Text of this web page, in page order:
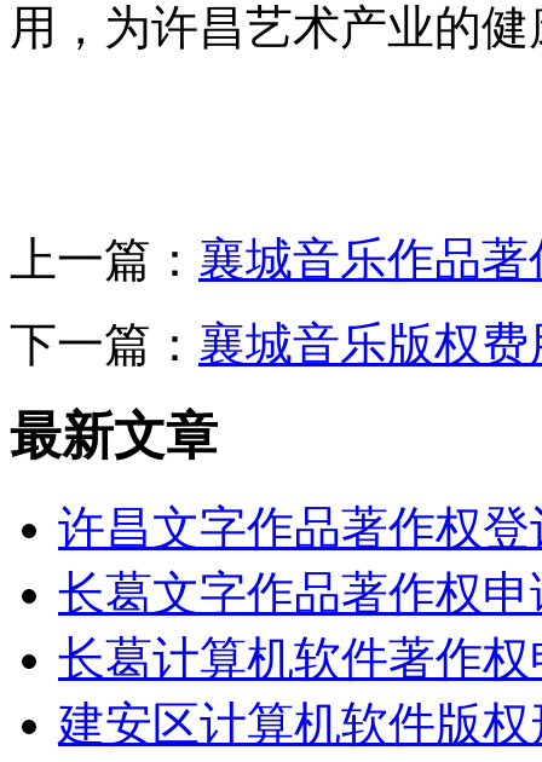
用，为许昌艺术产业的
上一篇： 襄城音乐作品
下一篇： 襄城音乐版权
最新文章
许昌文字作品著作权
长葛文字作品著作权
长葛计算机软件著作
建安区计算机软件版